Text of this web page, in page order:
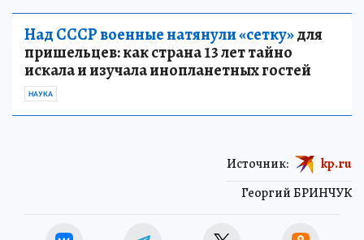
Над СССР военные натянули «сетку»для
пришельцев: как страна 13 лет тайно
искала и изучала инопланетных гостей
НАУКА
Георгий БРИНЧУК
Источник: kp.ru